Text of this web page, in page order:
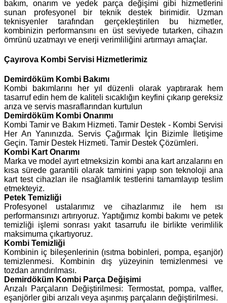
bakım, onarım ve yedek parça değişimi gibi hizmetlerini
sunan profesyonel bir teknik destek birimidir. Uzman
teknisyenler tarafından gerçekleştirilen bu hizmetler,
kombinizin performansını en üst seviyede tutarken, cihazın
ömrünü uzatmayı ve enerji verimliliğini artırmayı amaçlar.
Çayırova Kombi Servisi Hizmetlerimiz
Demirdöküm Kombi Bakımı
Kombi bakımlarını her yıl düzenli olarak yaptırarak hem
tasarruf edin hem de kaliteli sıcaklığın keyfini çıkarıp gereksiz
arıza ve servis masraflarından kurtulun
Demirdöküm Kombi Onarımı
Kombi Tamir ve Bakım Hizmeti. Tamir Destek - Kombi Servisi
Her An Yanınızda. Servis Çağırmak İçin Bizimle İletişime
Geçin. Tamir Destek Hizmeti. Tamir Destek Çözümleri.
Kombi Kart Onarımı
Marka ve model ayırt etmeksizin kombi ana kart arızalarını en
kısa sürede garantili olarak tamirini yapıp son teknoloji ana
kart test cihazları ile nsağlamlık testlerini tamamlayıp teslim
etmekteyiz.
Petek Temizliği
Profesyonel ustalarımız ve cihazlarımız ile hem ısı
performansınızı artırıyoruz. Yaptığımız kombi bakımı ve petek
temizliği işlemi sonrası yakıt tasarrufu ile birlikte verimlilik
maksimuma çıkartıyoruz.
Kombi Temizliği
Kombinin iç bileşenlerinin (ısıtma bobinleri, pompa, eşanjör)
temizlenmesi. Kombinin dış yüzeyinin temizlenmesi ve
tozdan arındırılması.
Demirdöküm Kombi Parça Değişimi
Arızalı Parçaların Değiştirilmesi: Termostat, pompa, valfler,
eşanjörler gibi arızalı veya aşınmış parçaların değiştirilmesi.